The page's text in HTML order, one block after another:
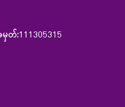
မှတ်:111305315